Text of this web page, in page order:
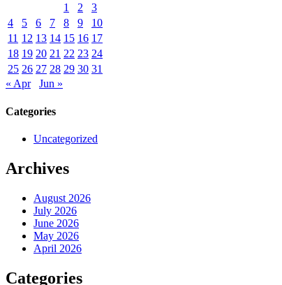
1
2
3
4
5 6 7 8 9
10
11 12 13 14 15 16 17
18 19 20 21 22 23 24
25 26 27 28 29 30 31
« Apr
Jun »
Categories
Uncategorized
Archives
August 2026
July 2026
June 2026
May 2026
April 2026
Categories